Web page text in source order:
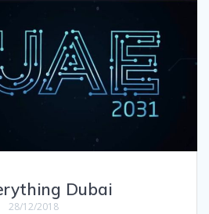
Dubai
28/12/2018